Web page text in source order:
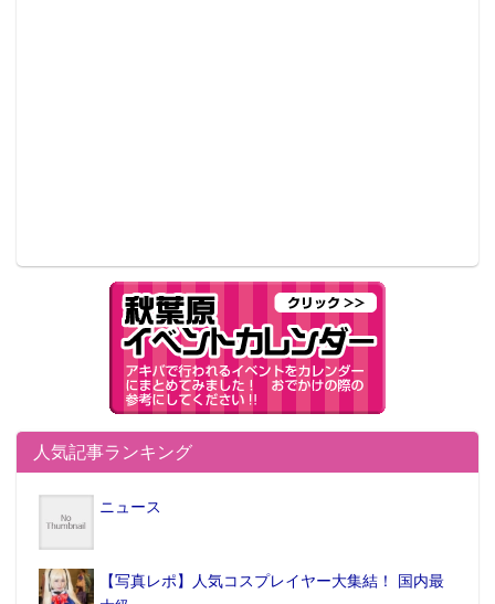
人気記事ランキング
ニュース
【写真レポ】人気コスプレイヤー大集結！ 国内最